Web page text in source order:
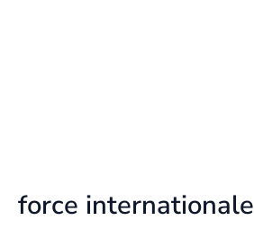
force internationale